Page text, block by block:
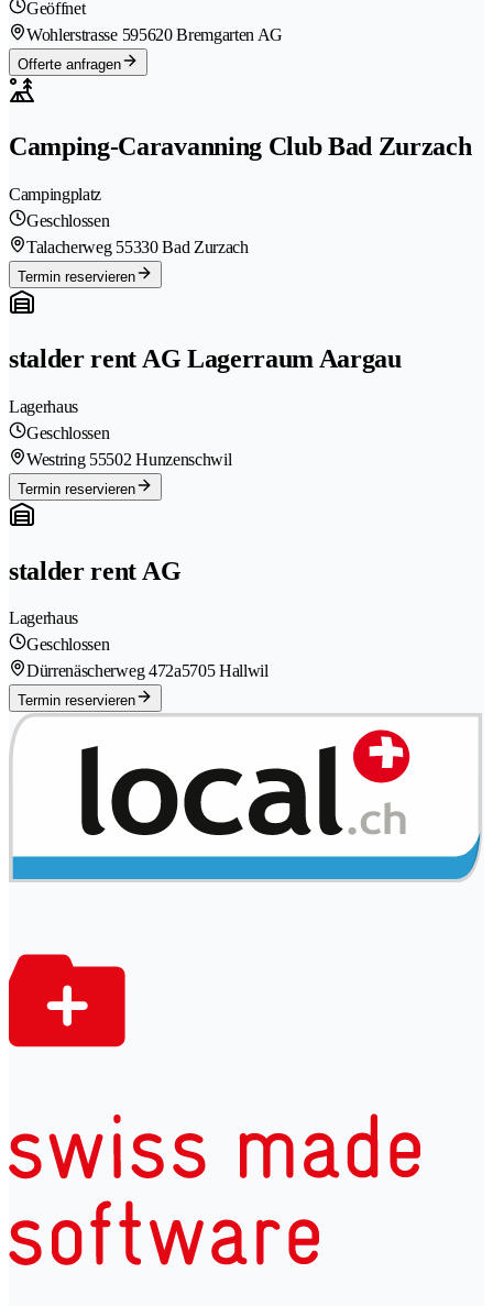
Geöffnet
Wohlerstrasse 595620 Bremgarten AG
Offerte anfragen
Camping-Caravanning Club Bad Zurzach
Campingplatz
Geschlossen
Talacherweg 55330 Bad Zurzach
Termin reservieren
stalder rent AG Lagerraum Aargau
Lagerhaus
Geschlossen
Westring 55502 Hunzenschwil
Termin reservieren
stalder rent AG
Lagerhaus
Geschlossen
Dürrenäscherweg 472a5705 Hallwil
Termin reservieren